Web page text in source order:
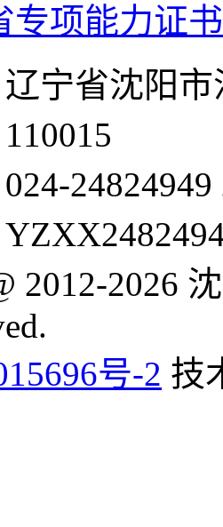
专项能力证
宁省沈阳
24824949
2012-2026
号-2 技